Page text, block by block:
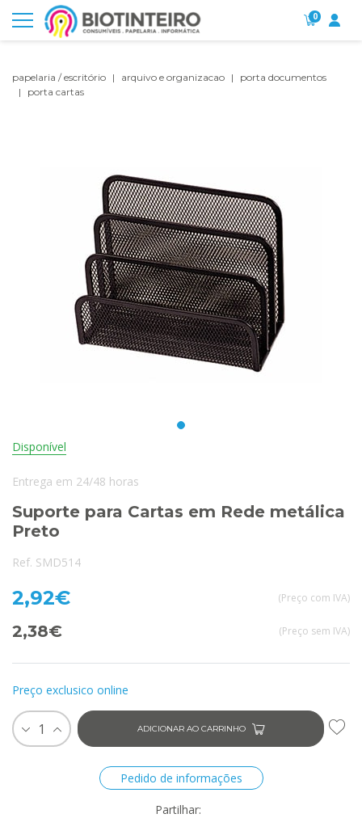
0
papelaria / escritório arquivo e organizacao
porta documentos
porta cartas
Disponível
Entrega em 24/48 horas
Suporte para Cartas em Rede metálica
Preto
Ref. SMD514
2,92€ (Preço com IVA)
2,38€ (Preço sem IVA)
Preço exclusico online
1 ADICIONAR AO CARRINHO
Pedido de informações
Partilhar: